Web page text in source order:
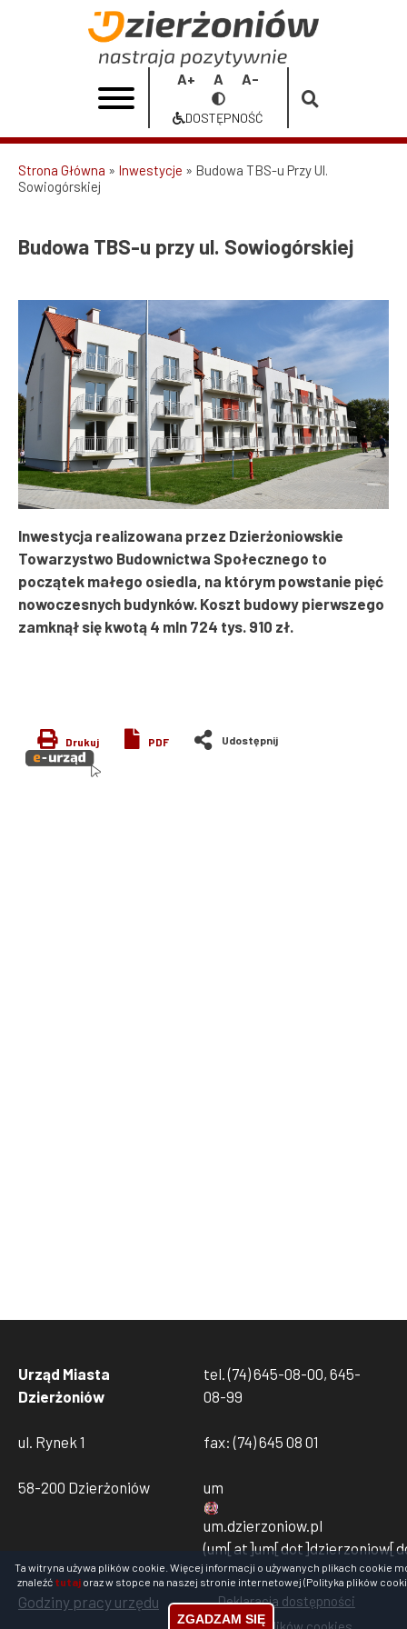
Ta witryna używa plików cookie. Więcej informacji o używanych plikach cookie
znaleźć tutajoraz w stopce na naszej stronie internetowej (Polityka plików
ZGADZAM SIĘ
Budowa
przy
ul.
Miasta
Dzierżoniów
Increase
font
Reset
font
size
Decrease
font
Przełącz
na
Dostępność
DOSTĘPNOŚĆ
Ścieżka
Strona Główna Inwestycje
Budowa TBS-u Przy Ul.
Sowiogórskiej
Budowa TBS-u przy ul. Sowiogórskiej
Inwestycja realizowana przez Dzierżoniowskie
Towarzystwo Budownictwa Społecznego to
początek małego osiedla, na którym powstanie pięć
nowoczesnych budynków. Koszt budowy pierwszego
zamknął się kwotą 4 mln 724 tys. 910 zł.
Drukuj PDF
Urząd Miasta
Dzierżoniów
ul. Rynek 1
58-200 Dzierżoniów
tel. (74) 645-08-00, 645-
08-99
fax: (74) 645 08 01
um
um dzierzoniow. pl
Godziny pracy urzędu
Stopka
Deklaracja dostępności